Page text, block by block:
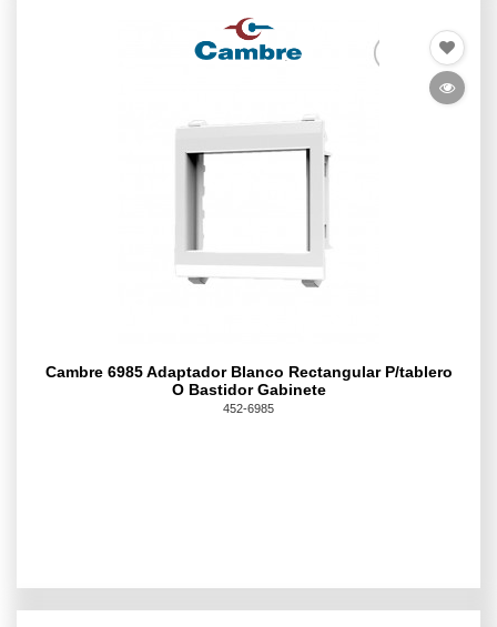
Cambre 6985 Adaptador Blanco Rectangular P/tablero
O Bastidor Gabinete
452-6985